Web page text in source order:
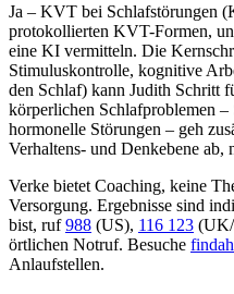
Ja – KVT bei Schlafstörungen
protokollierten KVT-Formen,
eine KI vermitteln. Die
Stimuluskontrolle, kognitive
den Schlaf) kann Judith Schritt
körperlichen Schlafproblemen –
hormonelle Störungen – geh
Verhaltens- und Denkebene ab,
Verke bietet Coaching, keine
Versorgung. Ergebnisse sind
bist, ruf 988 (US), 116 123 (UK/
örtlichen Notruf. Besuche
Anlaufstellen.